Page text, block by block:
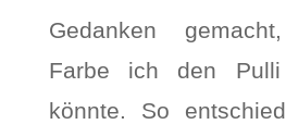
Gedanken
Farbe ich den
könnte. So